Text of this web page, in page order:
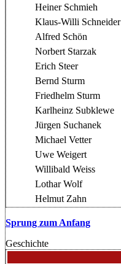
Heiner Schmieh
Klaus-Willi Schneider
Alfred Schön
Norbert Starzak
Erich Steer
Bernd Sturm
Friedhelm Sturm
Karlheinz Subklewe
Jürgen Suchanek
Michael Vetter
Uwe Weigert
Willibald Weiss
Lothar Wolf
Helmut Zahn
Sprung zum Anfang
Geschichte